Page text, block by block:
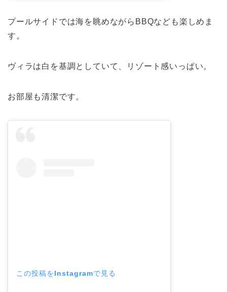
プールサイドでは海を眺めながらBBQなども楽しめま
す。
ヴィラは白を基調としていて、リゾート感いっぱい。
お部屋も清潔です。
この投稿をInstagramで見る